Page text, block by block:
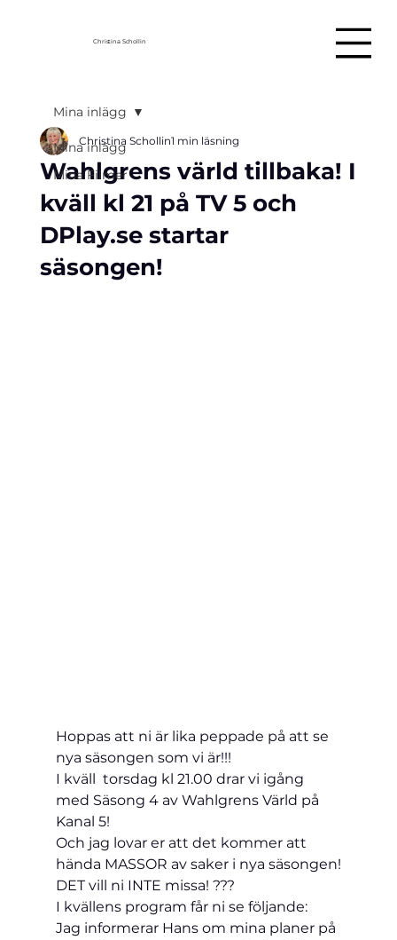
Christina Schollin
Mina inlägg
Mina Filmer
Mina inlägg
Wahlgrens värld tillbaka! I
kväll kl 21 på TV 5 och
DPlay.se startar
säsongen!
Christina Schollin1 min läsning
Hoppas att ni är lika peppade på att se
nya säsongen som vi är!!!
I kväll  torsdag kl 21.00 drar vi igång
med Säsong 4 av Wahlgrens Värld på
Kanal 5!
Och jag lovar er att det kommer att
hända MASSOR av saker i nya säsongen!
DET vill ni INTE missa! ???
I kvällens program får ni se följande:
Jag informerar Hans om mina planer på